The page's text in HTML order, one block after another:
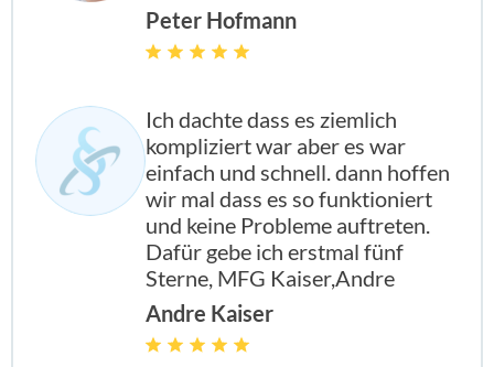
Peter Hofmann
Ich dachte dass es ziemlich
kompliziert war aber es war
einfach und schnell. dann hoffen
wir mal dass es so funktioniert
und keine Probleme auftreten.
Dafür gebe ich erstmal fünf
Sterne, MFG Kaiser,Andre
Andre Kaiser